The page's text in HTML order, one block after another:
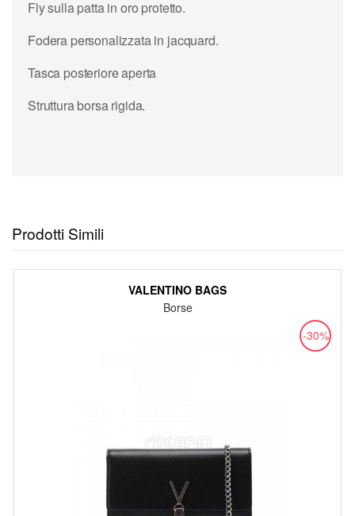
Fly sulla patta in oro protetto.
Fodera personalizzata in jacquard.
Tasca posteriore aperta
Struttura borsa rigida.
Prodotti Simili
VALENTINO BAGS
Borse
-30%